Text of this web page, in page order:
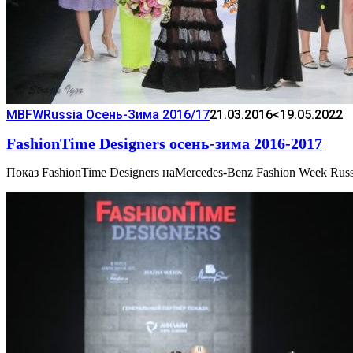
MBFWRussia Осень-Зима 2016/1721.03.2016<19.05.2022
FashionTime Designers осень-зима 2016-2017
Показ FashionTime Designers наMercedes-Benz Fashion Week